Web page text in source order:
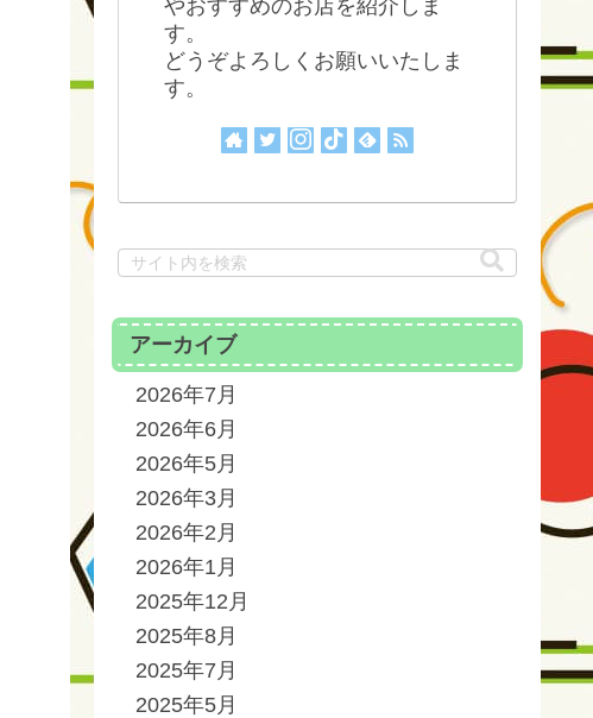
やおすすめのお店を紹介しま
す。
どうぞよろしくお願いいたしま
す。
アーカイブ
2026年7月
2026年6月
2026年5月
2026年3月
2026年2月
2026年1月
2025年12月
2025年8月
2025年7月
2025年5月